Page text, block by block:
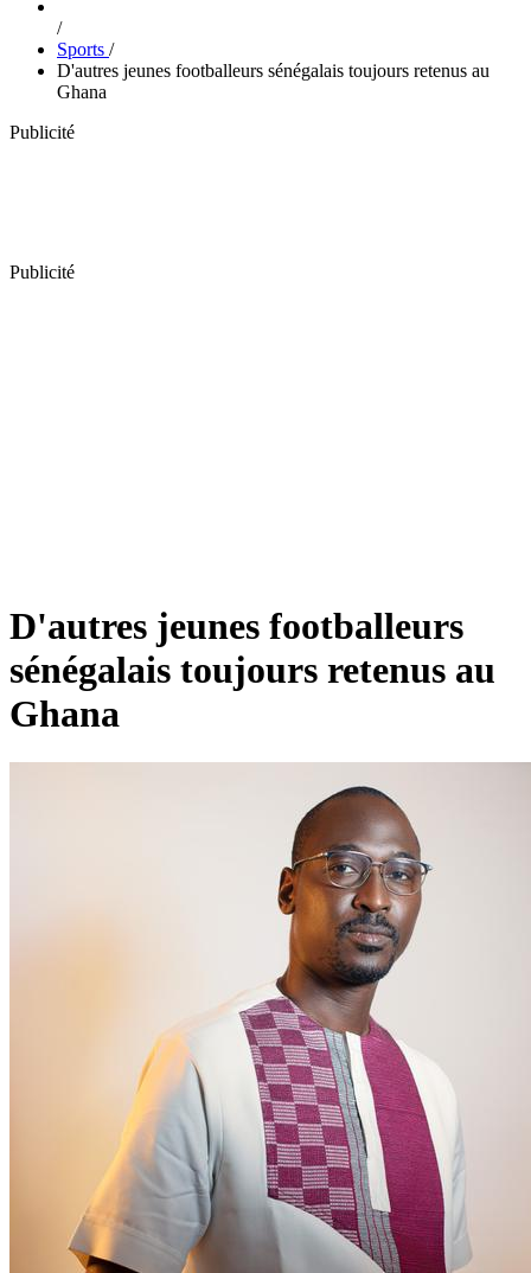
/
Sports /
D'autres jeunes footballeurs sénégalais toujours retenus au
Ghana
Publicité
Publicité
D'autres jeunes footballeurs
sénégalais toujours retenus au
Ghana